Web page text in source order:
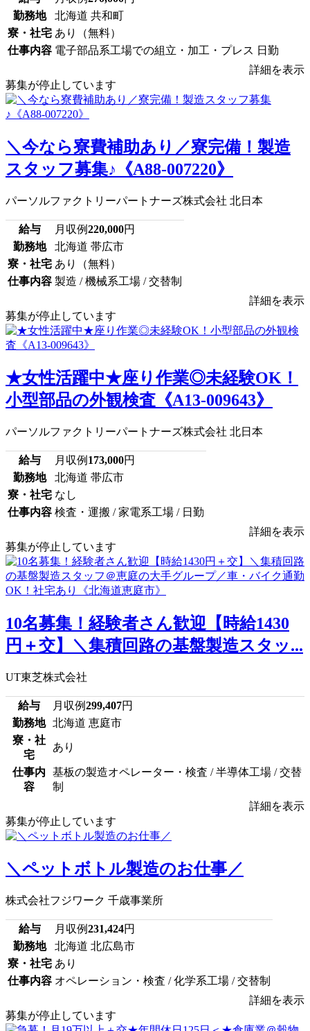
勤務地
北海道 共和町
寮・社宅 あり（無料）
仕事内容 電子部品系工場での組立・加工・プレス 日勤
詳細を表示
募集が停止しています
＼今なら寮費補助あり／寮完備！製造
スタッフ募集♪《A88-007220》
パーソルファクトリーパートナーズ株式会社 北日本
給与 月収例220,000円
勤務地
北海道 帯広市
寮・社宅 あり（無料）
仕事内容 製造 / 機械系工場 / 交替制
詳細を表示
募集が停止しています
★女性活躍中★座り作業◎未経験OK！
小型部品の外観検査《A13-009643》
パーソルファクトリーパートナーズ株式会社 北日本
給与 月収例 173,000円
勤務地
北海道 帯広市
寮・社宅 なし
仕事内容 検査・運搬 / 家電系工場 / 日勤
詳細を表示
募集が停止しています
10名募集！経験者さん歓迎【時給1430
円＋交】＼集積回路の基盤製造スタッ...
UT東芝株式会社
給与 月収例299,407円
勤務地
北海道 恵庭市
寮・社
宅
あり
仕事内
容
基板の製造オペレーター・検査 / 半導体工場 / 交替
制
詳細を表示
募集が停止しています
＼ペットボトル製造のお仕事／
株式会社フジワーク 千歳事業所
給与 月収例231,424円
勤務地
北海道 北広島市
寮・社宅 あり
仕事内容 オペレーション・検査 / 化学系工場 / 交替制
詳細を表示
募集が停止しています